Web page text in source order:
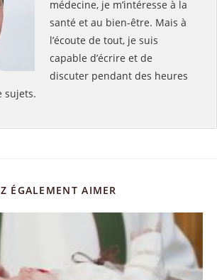
médecine, je m’intéresse à la
santé et au bien-être. Mais à
l’écoute de tout, je suis
capable d’écrire et de
discuter pendant des heures
sujets.
ÉGALEMENT AIMER